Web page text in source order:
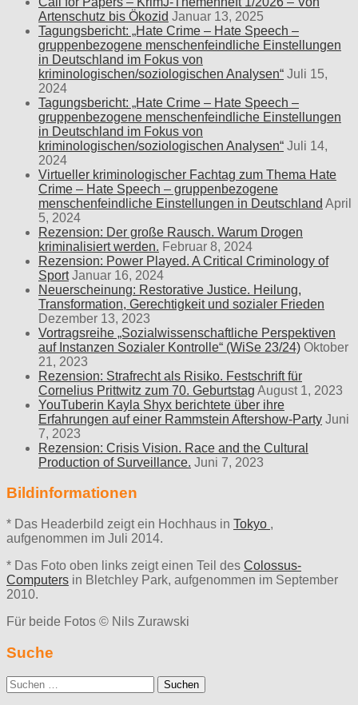
Artenschutz bis Ökozid Januar 13, 2025
Tagungsbericht: „Hate Crime – Hate Speech –
gruppenbezogene menschenfeindliche Einstellungen
in Deutschland im Fokus von
kriminologischen/soziologischen Analysen“ Juli 15,
2024
Tagungsbericht: „Hate Crime – Hate Speech –
gruppenbezogene menschenfeindliche Einstellungen
in Deutschland im Fokus von
kriminologischen/soziologischen Analysen“ Juli 14,
2024
Virtueller kriminologischer Fachtag zum Thema Hate
Crime – Hate Speech – gruppenbezogene
menschenfeindliche Einstellungen in Deutschland April
5, 2024
Rezension: Der große Rausch. Warum Drogen
kriminalisiert werden. Februar 8, 2024
Rezension: Power Played. A Critical Criminology of
Sport Januar 16, 2024
Neuerscheinung: Restorative Justice. Heilung,
Transformation, Gerechtigkeit und sozialer Frieden
Dezember 13, 2023
Vortragsreihe „Sozialwissenschaftliche Perspektiven
auf Instanzen Sozialer Kontrolle“ (WiSe 23/24) Oktober
21, 2023
Rezension: Strafrecht als Risiko. Festschrift für
Cornelius Prittwitz zum 70. Geburtstag August 1, 2023
YouTuberin Kayla Shyx berichtete über ihre
Erfahrungen auf einer Rammstein Aftershow-Party Juni
7, 2023
Rezension: Crisis Vision. Race and the Cultural
Production of Surveillance. Juni 7, 2023
Bildinformationen
* Das Headerbild zeigt ein Hochhaus in Tokyo ,
aufgenommen im Juli 2014.
* Das Foto oben links zeigt einen Teil des Colossus-
Computers in Bletchley Park, aufgenommen im September
2010.
Für beide Fotos © Nils Zurawski
Suche
Suche
nach: